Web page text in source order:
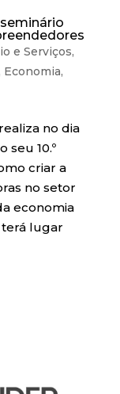
e Serviços,
Economia,
no dia
seu 10.º
criar a
no setor
economia
terá lugar